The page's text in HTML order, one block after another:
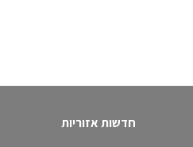
חדשות אזוריות